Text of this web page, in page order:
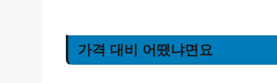
가격 대비 어땠냐면요